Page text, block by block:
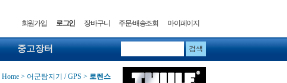
회원가입 로그인 장바구니 주문/배송조회 마이페이지
중고장터
Home > 어군탐지기 / GPS > 로렌스